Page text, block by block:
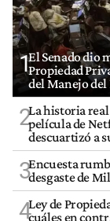
1El Senado dio
Propiedad
del Manejo del
2La historia
película de
descuartizó a
3Encuesta
desgaste de
4Ley de
cuáles en